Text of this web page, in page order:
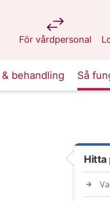
För vårdpersonal
på 1177.se
behandling Så
Hitta